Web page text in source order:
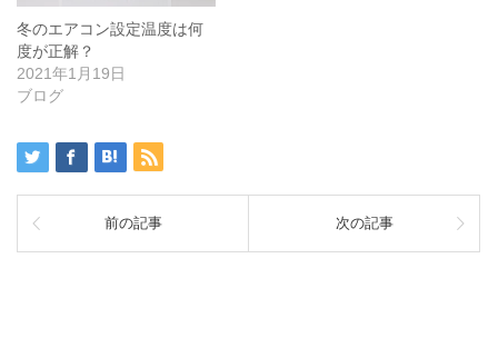
冬のエアコン設定温度は何
度が正解？
2021年1月19日
ブログ
前の記事 次の記事